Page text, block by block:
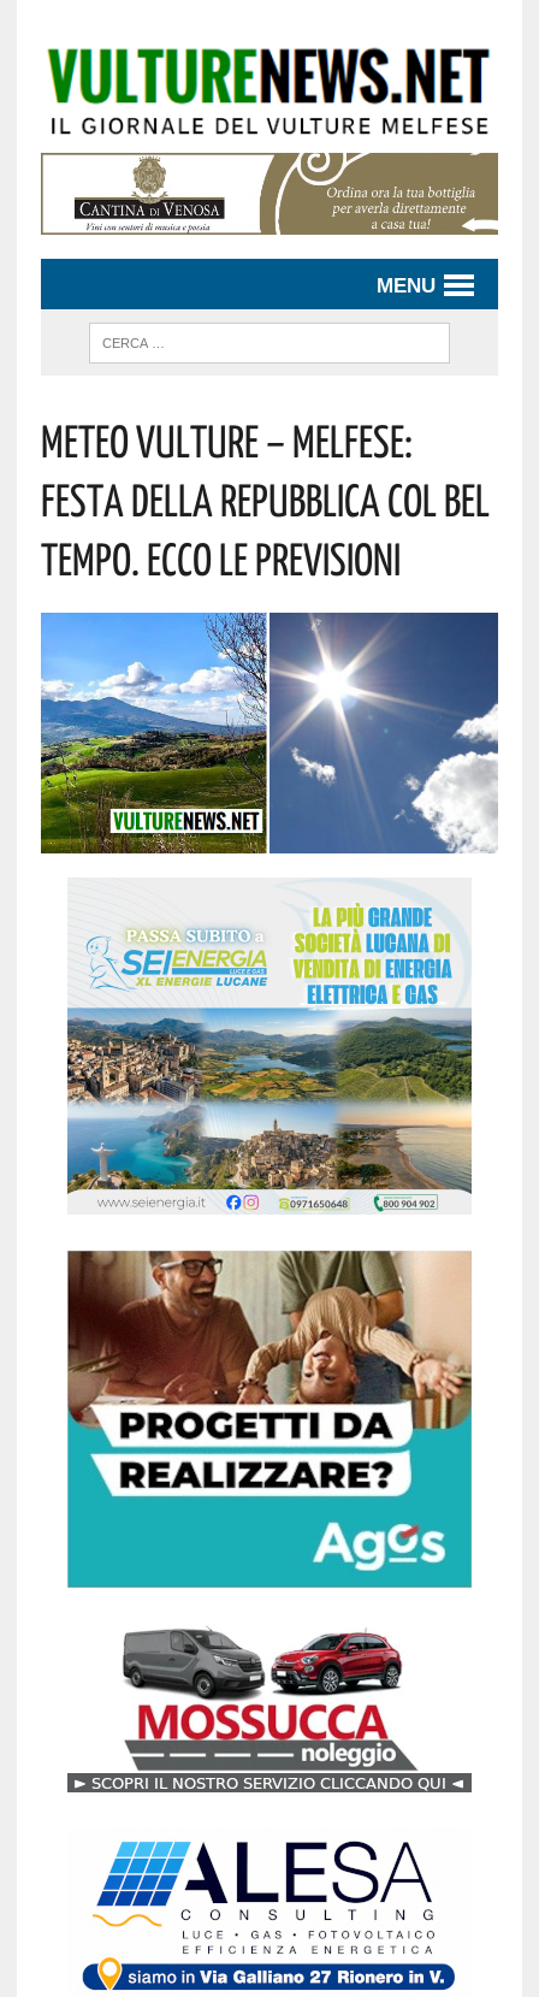
MENU
Meteo Vulture – Melfese:
Festa Della Repubblica Col Bel
Tempo. Ecco Le Previsioni